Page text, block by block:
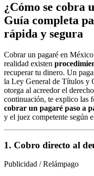
¿Cómo se cobra
Guía completa
rápida y segura
Cobrar un pagaré en
realidad existen
recuperar tu dinero. Un
la Ley General de Títulos y
otorga al acreedor el
continuación, te explico las
cobrar un pagaré paso a
y el juez competente según
1. Cobro directo al
Publicidad / Relámpago